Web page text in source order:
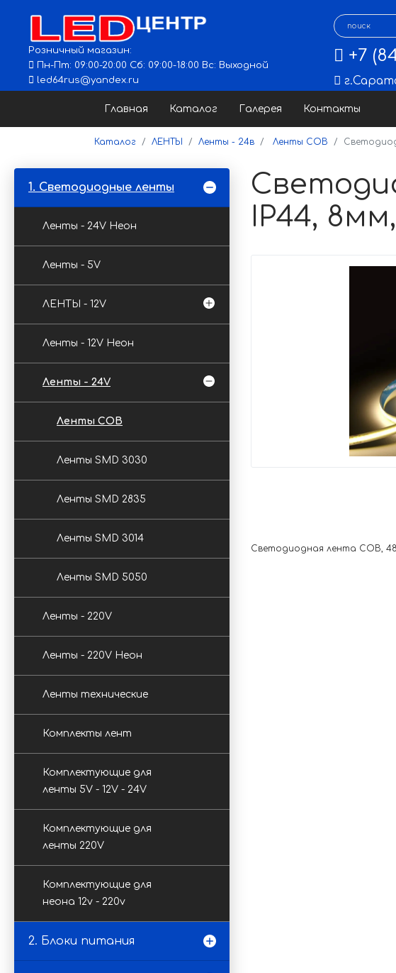
Розничный магазин:
Пн-Пт: 09:00-20:00 Сб: 09:00-18:00 Вс: Выходной
led64rus@yandex.ru
+7
Главная Каталог Галерея Контакты
Каталог ЛЕНТЫ Ленты - 24в Ленты COB
1. Светодиодные ленты
Ленты - 24V Неон
Ленты - 5V
ЛЕНТЫ - 12V
Ленты - 12V Неон
Ленты - 24V
Ленты COB
Ленты SMD 3030
Ленты SMD 2835
Ленты SMD 3014
Ленты SMD 5050
Ленты - 220V
Ленты - 220V Неон
Ленты технические
Комплекты лент
Комплектующие для
ленты 5V - 12V - 24V
Комплектующие для
ленты 220V
Комплектующие для
неона 12v - 220v
2. Блоки питания
IP44,
Светодиодная лента COB,